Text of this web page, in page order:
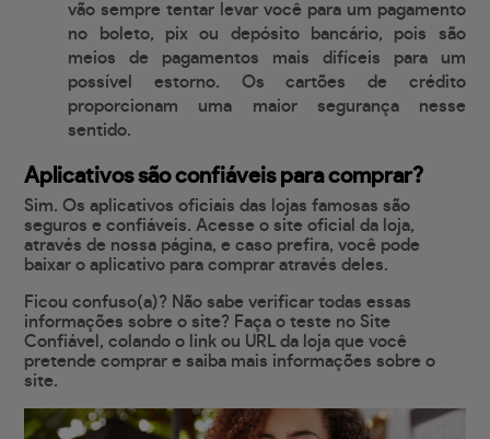
vão sempre tentar levar você para um pagamento
no boleto, pix ou depósito bancário, pois são
meios de pagamentos mais difíceis para um
possível estorno. Os cartões de crédito
proporcionam uma maior segurança nesse
sentido.
Aplicativos são confiáveis para comprar?
Sim. Os aplicativos oficiais das lojas famosas são
seguros e confiáveis. Acesse o site oficial da loja,
através de nossa página, e caso prefira, você pode
baixar o aplicativo para comprar através deles.
Ficou confuso(a)? Não sabe verificar todas essas
informações sobre o site? Faça o teste no Site
Confiável, colando o link ou URL da loja que você
pretende comprar e saiba mais informações sobre o
site.